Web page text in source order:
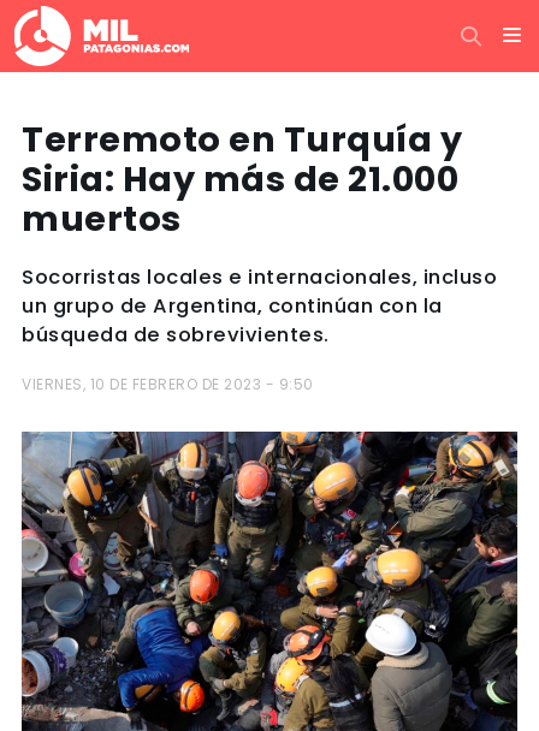
Terremoto en Turquía y
Siria: Hay más de 21.000
muertos
Socorristas locales e internacionales, incluso
un grupo de Argentina, continúan con la
búsqueda de sobrevivientes.
VIERNES, 10 DE FEBRERO DE 2023 - 9:50